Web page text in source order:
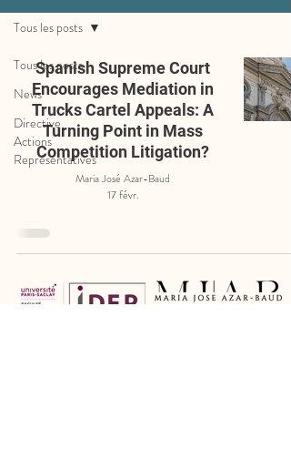
Tous les posts
News
Directive
Actions
Représentatives
Tous les posts
Spanish Supreme Court
Encourages Mediation in
Trucks Cartel Appeals: A
Turning Point in Mass
Competition Litigation?
Maria José Azar-Baud
17 févr.